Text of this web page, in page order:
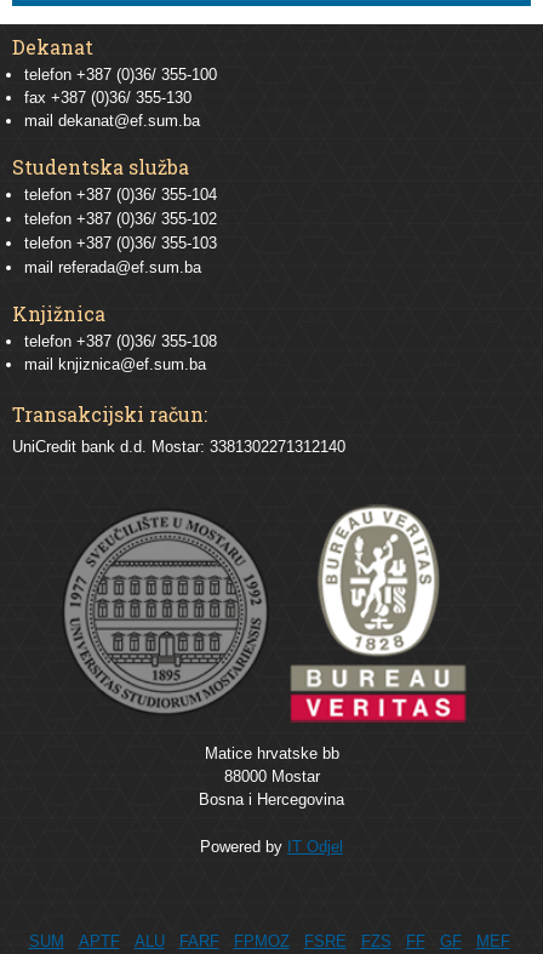
Dekanat
telefon +387 (0)36/ 355-100
fax +387 (0)36/ 355-130
mail dekanat@ef.sum.ba
Studentska služba
telefon +387 (0)36/ 355-104
telefon +387 (0)36/ 355-102
telefon +387 (0)36/ 355-103
mail referada@ef.sum.ba
Knjižnica
telefon +387 (0)36/ 355-108
mail knjiznica@ef.sum.ba
Transakcijski račun:
UniCredit bank d.d. Mostar: 3381302271312140
Matice hrvatske bb
88000 Mostar
Bosna i Hercegovina
Powered by IT Odjel
SUM APTF ALU FARF FPMOZ FSRE FZS FF GF
MEF